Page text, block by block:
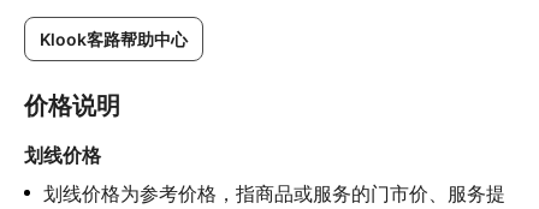
Klook客路帮助中心
价格说明
划线价格
划线价格为参考价格，指商品或服务的门市价、服务提